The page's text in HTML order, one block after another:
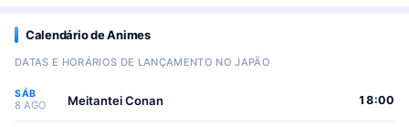
Calendário de Animes
DATAS E HORÁRIOS DE LANÇAMENTO NO JAPÃO
SÁB
8 AGO Meitantei Conan 18:00